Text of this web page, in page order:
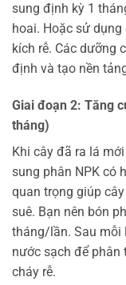
sung định kỳ 1
hoai. Hoặc sử
kích rễ. Các dưỡng
định và tạo nền
Giai đoạn 2: Tăng
tháng)
Khi cây đã ra lá
sung phân NPK có
quan trọng giúp
suê. Bạn nên bón
tháng/lần. Sau mỗi
nước sạch để phân
cháy rễ.